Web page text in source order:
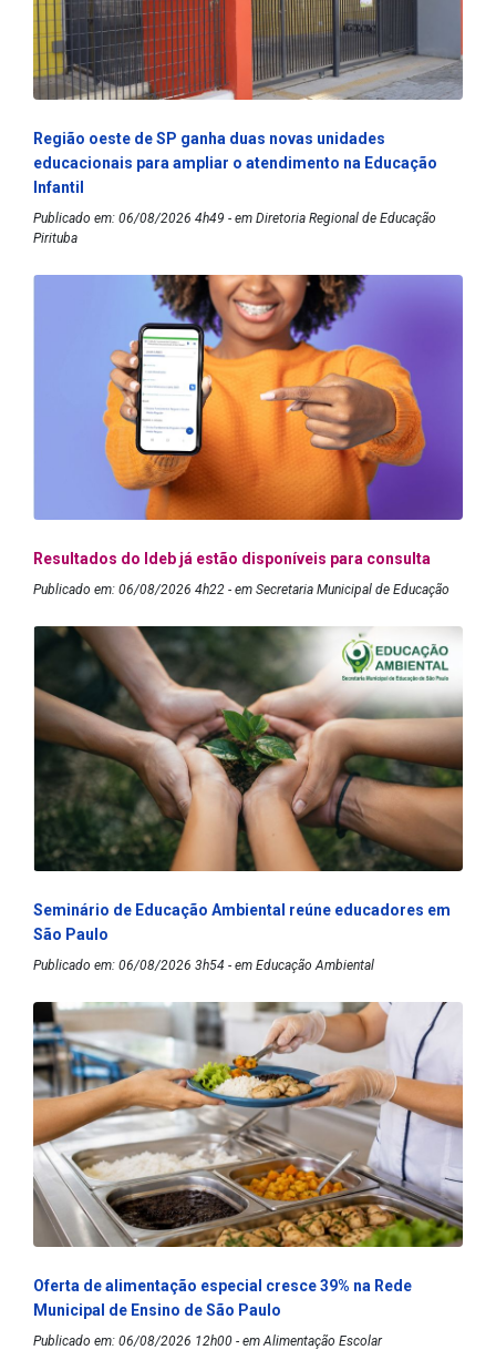
Região oeste de SP ganha duas novas unidades
educacionais para ampliar o atendimento na Educação
Infantil
Publicado em: 06/08/2026 4h49 - em Diretoria Regional de Educação
Pirituba
Resultados do Ideb já estão disponíveis para consulta
Publicado em: 06/08/2026 4h22 - em Secretaria Municipal de Educação
Seminário de Educação Ambiental reúne educadores em
São Paulo
Publicado em: 06/08/2026 3h54 - em Educação Ambiental
Oferta de alimentação especial cresce 39% na Rede
Municipal de Ensino de São Paulo
Publicado em: 06/08/2026 12h00 - em Alimentação Escolar